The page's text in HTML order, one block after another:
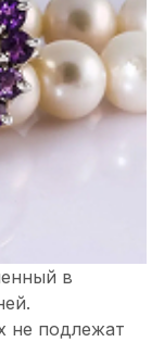
в
не подлежат